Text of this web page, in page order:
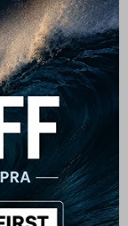
utiliza
anti-
seco y